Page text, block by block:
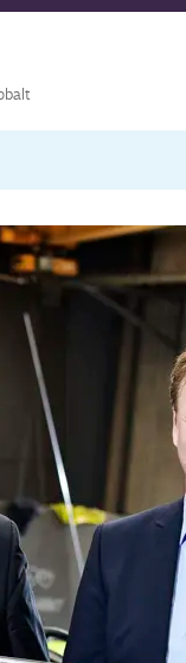
økonomi